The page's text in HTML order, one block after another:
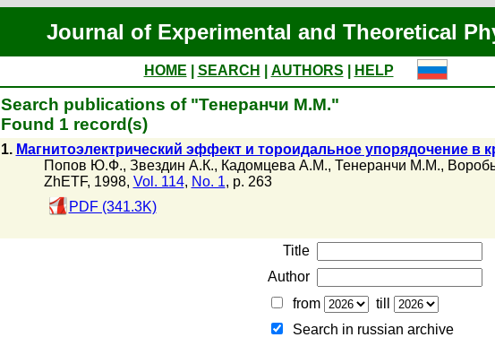
Journal of Experimental and Theoretical
HOME SEARCH AUTHORS
HELP
Search publications of "Тенеранчи М.М."
Found 1 record(s)
1. Магнитоэлектрический эффект и тороидальное упорядочение в
Попов Ю.Ф., Звездин А.К., Кадомцева А.М., Тенеранчи М.М.,
ZhETF, 1998, Vol. 114, No. 1, p. 263
PDF (341.3K)
Title
Author
from
till
Search in russian archive